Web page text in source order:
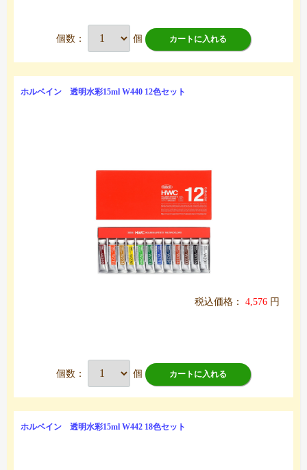
個数： 個 カートに入れる
ホルベイン 透明水彩15ml W440 12色セット
税込価格： 4,576 円
個数： 個 カートに入れる
ホルベイン 透明水彩15ml W442 18色セット